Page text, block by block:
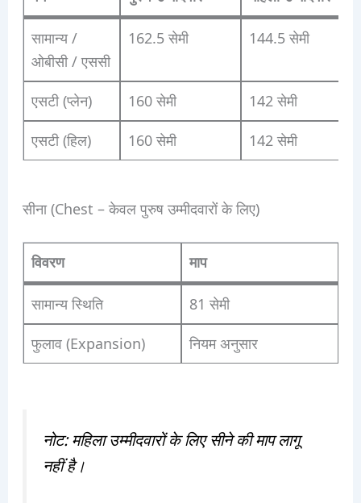
सामान्य /
ओबीसी / एससी
162.5 सेमी 144.5 सेमी
एसटी (प्लेन) 160 सेमी 142 सेमी
एसटी (हिल) 160 सेमी 142 सेमी
सीना (Chest – केवल पुरुष उम्मीदवारों के लिए)
विवरण माप
सामान्य स्थिति 81 सेमी
फुलाव (Expansion) नियम अनुसार
नोट: महिला उम्मीदवारों के लिए सीने की माप लागू
नहीं है।